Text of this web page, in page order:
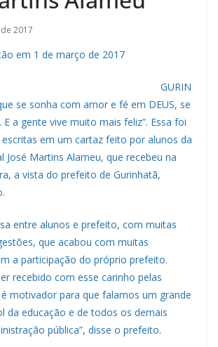
2017
em 1 de março de 2017
GURIN
se sonha com amor e fé em DEUS, se
a gente vive muito mais feliz”. Essa foi
em um cartaz feito por alunos da
José Martins Alameu, que recebeu na
a vista do prefeito de Gurinhatã,
entre alunos e prefeito, com muitas
que acabou com muitas
a participação do próprio prefeito.
recebido com esse carinho pelas
motivador para que falamos um grande
da educação e de todos os demais
pública”, disse o prefeito.